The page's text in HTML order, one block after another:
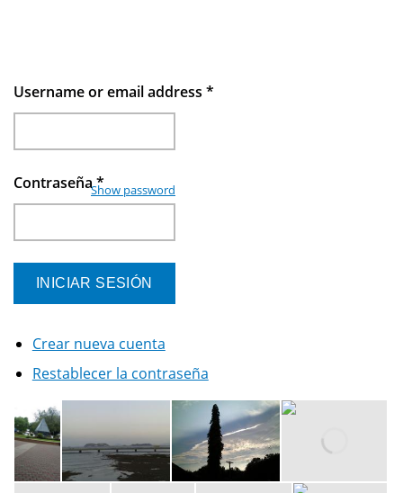
Username or email address *
Contraseña*
Show password
Crear nueva cuenta
Restablecer la contraseña